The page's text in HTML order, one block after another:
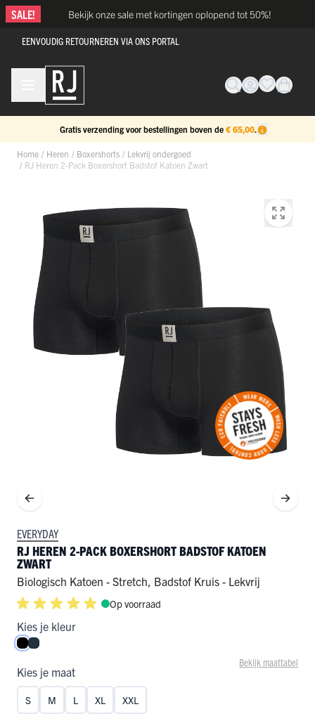
Ga naar de inhoud
SALE! Bekijk onze sale met kortingen oplopend tot 50%!
EENVOUDIG RETOURNEREN VIA ONS PORTAL
Gratis verzending voor bestellingen boven de € 65,00.
Home / Heren / Boxershorts / Lekvrij ondergoed
/ RJ Heren 2-Pack Boxershort Badstof Katoen Zwart
EVERYDAY
RJ HEREN 2-PACK BOXERSHORT BADSTOF KATOEN
ZWART
Biologisch Katoen - Stretch, Badstof Kruis - Lekvrij
Op voorraad
Kies je kleur
ZwartNavy
Bekijk maattabel
Kies je maat
S M L XL XXL